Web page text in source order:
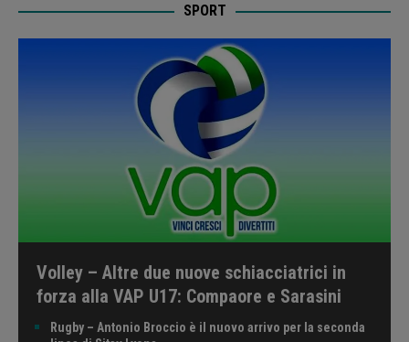
SPORT
Volley – Altre due nuove schiacciatrici in
forza alla VAP U17: Compaore e Sarasini
Rugby – Antonio Broccio è il nuovo arrivo per la seconda